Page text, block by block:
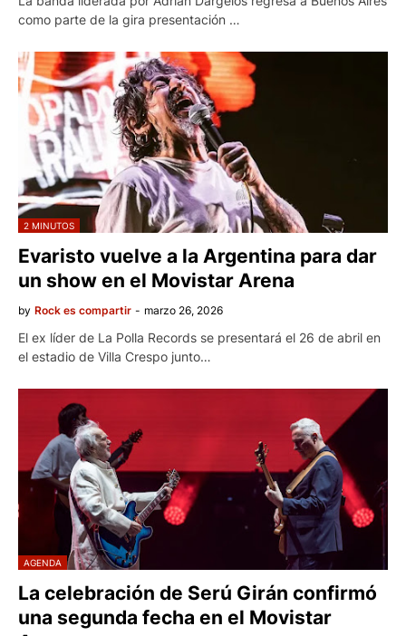
como parte de la gira presentación …
2 MINUTOS
Evaristo vuelve a la Argentina para dar
un show en el Movistar Arena
by Rock es compartir - marzo 26, 2026
El ex líder de La Polla Records se presentará el 26 de abril en
el estadio de Villa Crespo junto…
AGENDA
La celebración de Serú Girán confirmó
una segunda fecha en el Movistar